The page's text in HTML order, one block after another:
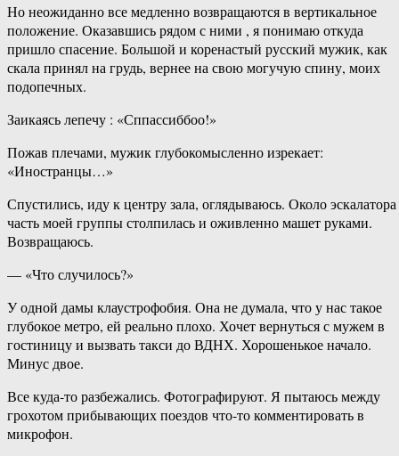
Но неожиданно все медленно возвращаются в вертикальное
положение. Оказавшись рядом с ними , я понимаю откуда
пришло спасение. Большой и коренастый русский мужик, как
скала принял на грудь, вернее на свою могучую спину, моих
подопечных.
Заикаясь лепечу : «Сппассиббоо!»
Пожав плечами, мужик глубокомысленно изрекает:
«Иностранцы…»
Спустились, иду к центру зала, оглядываюсь. Около эскалатора
часть моей группы столпилась и оживленно машет руками.
Возвращаюсь.
— «Что случилось?»
У одной дамы клаустрофобия. Она не думала, что у нас такое
глубокое метро, ей реально плохо. Хочет вернуться с мужем в
гостиницу и вызвать такси до ВДНХ. Хорошенькое начало.
Минус двое.
Все куда-то разбежались. Фотографируют. Я пытаюсь между
грохотом прибывающих поездов что-то комментировать в
микрофон.